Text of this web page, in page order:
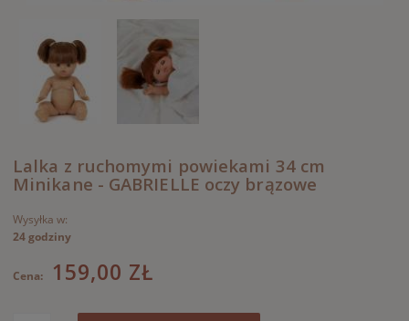
Lalka z ruchomymi powiekami 34 cm
Minikane - GABRIELLE oczy brązowe
Wysyłka w:
24 godziny
Cena: 159,00 ZŁ